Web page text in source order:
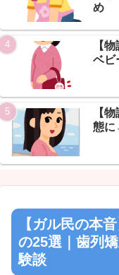
Powered by livedoor
め
【
ベビ
【
態に
【ガル民の本
の25選｜歯列
験談